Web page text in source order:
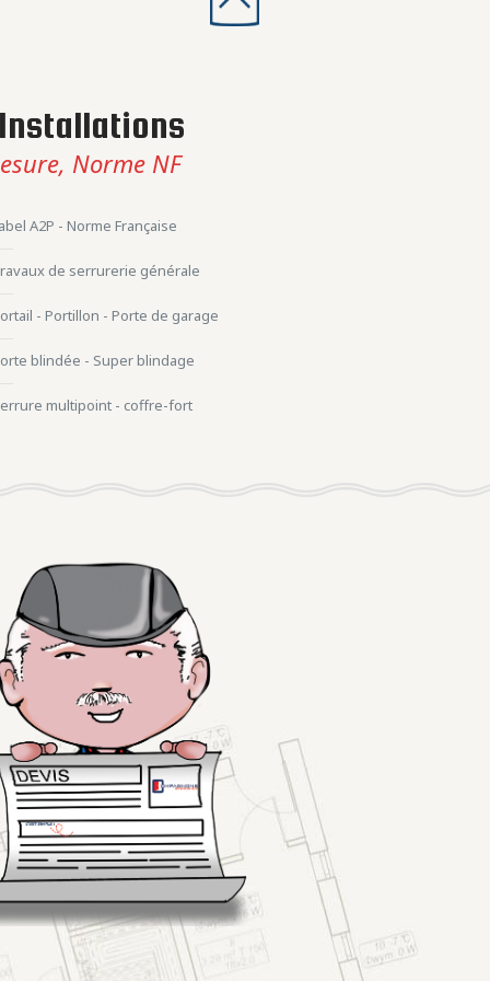
Norme NF
A2P - Norme Française
de serrurerie générale
- Portillon - Porte de garage
blindée - Super blindage
multipoint - coffre-fort